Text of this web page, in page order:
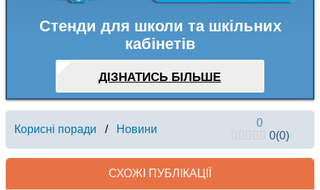
Стенди для школи та шкільних
кабінетів
ДІЗНАТИСЬ БІЛЬШЕ
Корисні поради / Новини
0
0(0)
СХОЖІ ПУБЛІКАЦІЇ